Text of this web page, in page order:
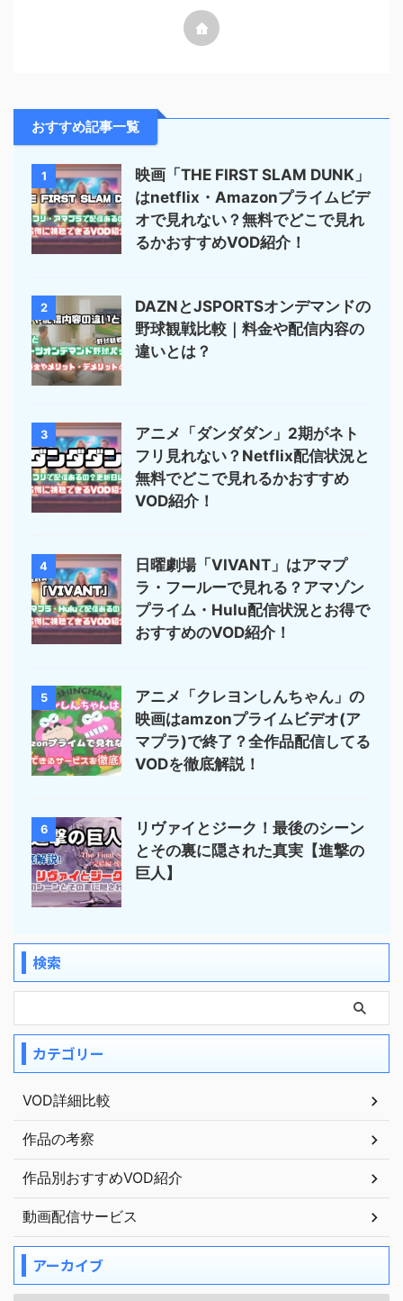
おすすめ記事一覧
1
映画「THE FIRST SLAM DUNK」
はnetflix・Amazonプライムビデ
オで見れない？無料でどこで見れ
るかおすすめVOD紹介！
2
DAZNとJSPORTSオンデマンドの
野球観戦比較｜料金や配信内容の
違いとは？
3
アニメ「ダンダダン」2期がネト
フリ見れない？Netflix配信状況と
無料でどこで見れるかおすすめ
VOD紹介！
4
日曜劇場「VIVANT」はアマプ
ラ・フールーで見れる？アマゾン
プライム・Hulu配信状況とお得で
おすすめのVOD紹介！
5
アニメ「クレヨンしんちゃん」の
映画はamzonプライムビデオ(ア
マプラ)で終了？全作品配信してる
VODを徹底解説！
6
リヴァイとジーク！最後のシーン
とその裏に隠された真実【進撃の
巨人】
検索
カテゴリー
VOD詳細比較
作品の考察
作品別おすすめVOD紹介
動画配信サービス
アーカイブ